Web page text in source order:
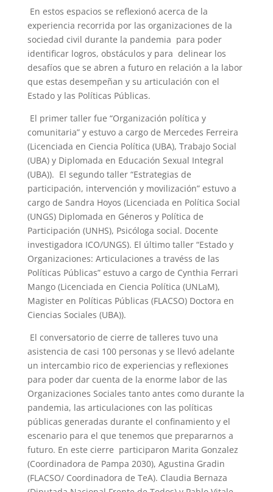
En estos espacios se reflexionó acerca de la
experiencia recorrida por las organizaciones de la
sociedad civil durante la pandemia para poder
identificar logros, obstáculos y para delinear los
desafíos que se abren a futuro en relación a la labor
que estas desempeñan y su articulación con el
Estado y las Políticas Públicas.
El primer taller fue “Organización política y
comunitaria” y estuvo a cargo de Mercedes Ferreira
(Licenciada en Ciencia Política (UBA), Trabajo Social
(UBA) y Diplomada en Educación Sexual Integral
(UBA)). El segundo taller “Estrategias de
participación, intervención y movilización” estuvo a
cargo de Sandra Hoyos (Licenciada en Política Social
(UNGS) Diplomada en Géneros y Política de
Participación (UNHS), Psicóloga social. Docente
investigadora ICO/UNGS). El último taller “Estado y
Organizaciones: Articulaciones a travéss de las
Políticas Públicas” estuvo a cargo de Cynthia Ferrari
Mango (Licenciada en Ciencia Política (UNLaM),
Magister en Políticas Públicas (FLACSO) Doctora en
Ciencias Sociales (UBA)).
El conversatorio de cierre de talleres tuvo una
asistencia de casi 100 personas y se llevó adelante
un intercambio rico de experiencias y reflexiones
para poder dar cuenta de la enorme labor de las
Organizaciones Sociales tanto antes como durante la
pandemia, las articulaciones con las políticas
públicas generadas durante el confinamiento y el
escenario para el que tenemos que prepararnos a
futuro. En este cierre participaron Marita Gonzalez
(Coordinadora de Pampa 2030), Agustina Gradin
(FLACSO/ Coordinadora de TeA). Claudia Bernaza